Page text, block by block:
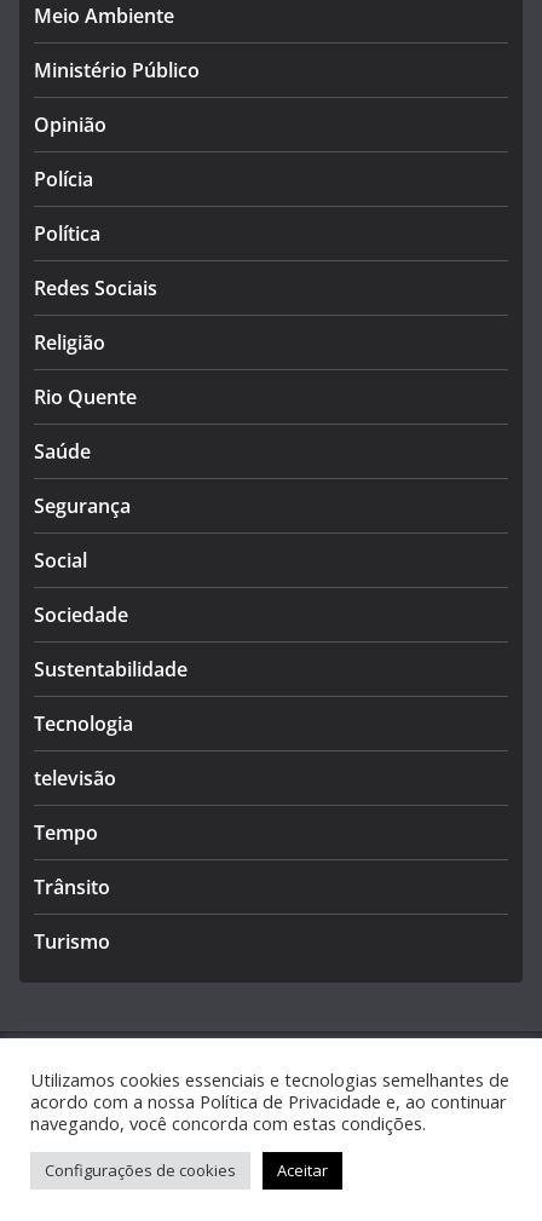
Meio Ambiente
Ministério Público
Opinião
Polícia
Política
Redes Sociais
Religião
Rio Quente
Saúde
Segurança
Social
Sociedade
Sustentabilidade
Tecnologia
televisão
Tempo
Trânsito
Turismo
Copyright © 2026Caldas Notícias. Todos os direitos
reservados.
Tema:ColorMagpor ThemeGrill. Powered by
Utilizamos cookies essenciais e tecnologias semelhantes de
acordo com a nossa Política de Privacidade e, ao continuar
navegando, você concorda com estas condições.
Configurações de cookies Aceitar